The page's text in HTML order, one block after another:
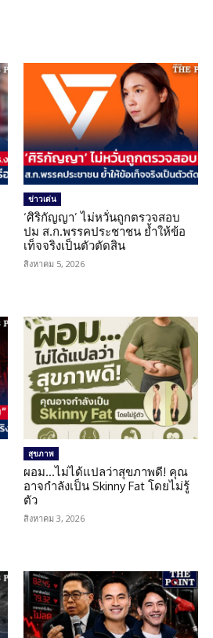
ข่าวเด่น
‘ศิริกัญญา’ ไม่หวั่นถูกตรวจสอบ
ปม ส.ก.พรรคประชาชน ย้ำให้ข้อ
เท็จจริงเป็นตัวตัดสิน
สิงหาคม 5, 2026
สุขภาพ
ผอม…ไม่ได้แปลว่าสุขภาพดี! คุณ
อาจกำลังเป็น Skinny Fat โดยไม่รู้
ตัว
สิงหาคม 3, 2026